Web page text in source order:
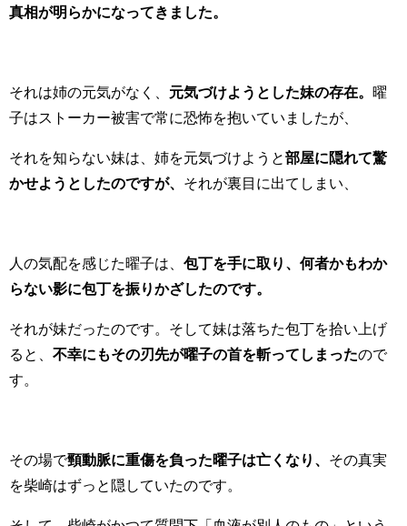
真相が明らかになってきました。
それは姉の元気がなく、 元気づけようとした妹の存在。 曜
子はストーカー被害で常に恐怖を抱いていましたが、
それを知らない妹は、姉を元気づけようと部屋に隠れて驚
かせようとしたのですが、 それが裏目に出てしまい、
人の気配を感じた曜子は、 包丁を手に取り、何者かもわか
らない影に包丁を振りかざしたのです。
それが妹だったのです。そして妹は落ちた包丁を拾い上げ
ると、 不幸にもその刃先が曜子の首を斬ってしまったので
す。
その場で頸動脈に重傷を負った曜子は亡くなり、 その真実
を柴崎はずっと隠していたのです。